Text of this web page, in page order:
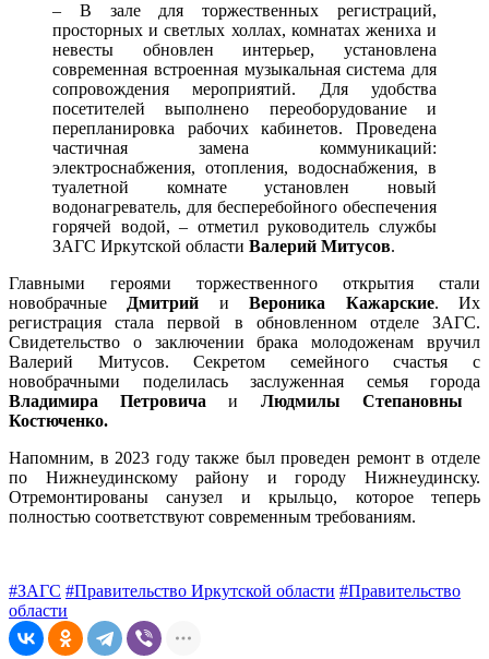
– В зале для торжественных регистраций,
просторных и светлых холлах, комнатах жениха и
невесты обновлен интерьер, установлена
современная встроенная музыкальная система для
сопровождения мероприятий. Для удобства
посетителей выполнено переоборудование и
перепланировка рабочих кабинетов. Проведена
частичная замена коммуникаций:
электроснабжения, отопления, водоснабжения, в
туалетной комнате установлен новый
водонагреватель, для бесперебойного обеспечения
горячей водой, – отметил руководитель службы
ЗАГС Иркутской области Валерий Митусов.
Главными героями торжественного открытия стали
новобрачные Дмитрий и Вероника Кажарские. Их
регистрация стала первой в обновленном отделе ЗАГС.
Свидетельство о заключении брака молодоженам вручил
Валерий Митусов. Секретом семейного счастья с
новобрачными поделилась заслуженная семья города
Владимира Петровичаи Людмилы Степановны
Костюченко.
Напомним, в 2023 году также был проведен ремонт в отделе
по Нижнеудинскому району и городу Нижнеудинску.
Отремонтированы санузел и крыльцо, которое теперь
полностью соответствуют современным требованиям.
#ЗАГС #Правительство Иркутской области #Правительство
области